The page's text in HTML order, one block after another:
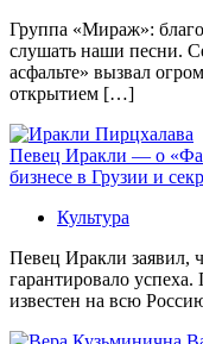
Группа «Мираж»:
слушать наши песни.
асфальте» вызвал
открытием […]
Певец Иракли — о
бизнесе в Грузии и
Культура
Певец Иракли заявил,
гарантировало
известен на всю